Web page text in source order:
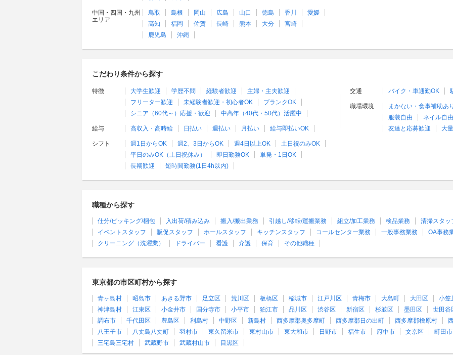
中国・四国・九州
エリア
鳥取 島根 岡山 広島 山口 徳島 香川
愛媛
高知
福岡 佐賀 長崎 熊本 大分
宮崎
鹿児島
沖縄
こだわり条件から探す
特徴 大学生歓迎 学歴不問 経験者歓迎
主婦・主夫歓迎
フリーター歓迎
未経験者歓迎・初心者OK
ブランクOK
シニア（60代～）応援・歓迎
中高年（40代・50代）活躍中
給与 高収入・高時給 日払い 週払い 月払い 給与即払いOK
シフト 週1日からOK 週2、3日からOK 週4日以上OK
土日祝のみOK
平日のみOK（土日祝休み）
即日勤務OK
単発・1日OK
長期歓迎
短時間勤務(1日4h以内)
交通 バイク・車通勤OK
職場環境
まかない・食事補助あ
服装自由
ネイル自
友達と応募歓迎
大
職種から探す
仕分/ピッキング/梱包 入出荷/積み込み 搬入/搬出業務 引越し/移転/運搬業務 組立/加工業務 検品業務
清掃スタッ
イベントスタッフ
販促スタッフ ホールスタッフ キッチンスタッフ コールセンター業務 一般事務業務
OA事務
クリーニング（洗濯業）
ドライバー 看護 介護 保育 その他職種
東京都の市区町村から探す
青ヶ島村 昭島市 あきる野市 足立区 荒川区 板橋区 稲城市 江戸川区 青梅市 大島町 大田区
小笠
神津島村
江東区 小金井市 国分寺市 小平市 狛江市 品川区 渋谷区 新宿区 杉並区 墨田区
世田谷
調布市
千代田区 豊島区 利島村 中野区 新島村 西多摩郡奥多摩町 西多摩郡日の出町 西多摩郡檜原村
八王子市
八丈島八丈町 羽村市 東久留米市 東村山市 東大和市 日野市 福生市 府中市 文京区
町田市
三宅島三宅村
武蔵野市 武蔵村山市 目黒区